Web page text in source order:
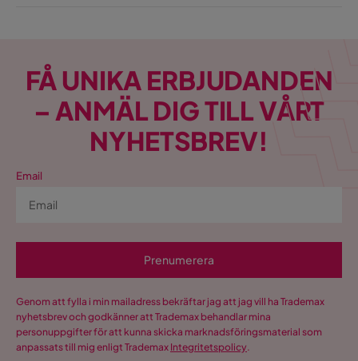
FÅ UNIKA ERBJUDANDEN
– ANMÄL DIG TILL VÅRT
NYHETSBREV!
Email
Prenumerera
Genom att fylla i min mailadress bekräftar jag att jag vill ha Trademax
nyhetsbrev och godkänner att Trademax behandlar mina
personuppgifter för att kunna skicka marknadsföringsmaterial som
anpassats till mig enligt Trademax Integritetspolicy.